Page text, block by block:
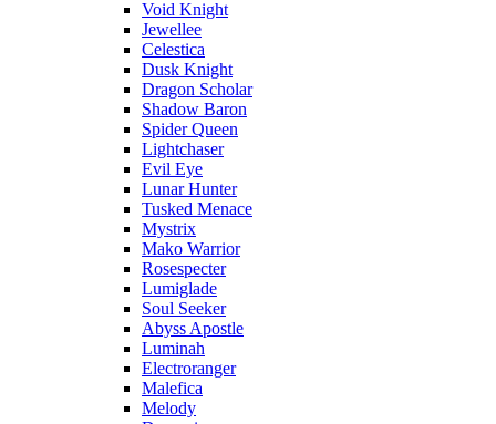
Void Knight
Jewellee
Celestica
Dusk Knight
Dragon Scholar
Shadow Baron
Spider Queen
Lightchaser
Evil Eye
Lunar Hunter
Tusked Menace
Mystrix
Mako Warrior
Rosespecter
Lumiglade
Soul Seeker
Abyss Apostle
Luminah
Electroranger
Malefica
Melody